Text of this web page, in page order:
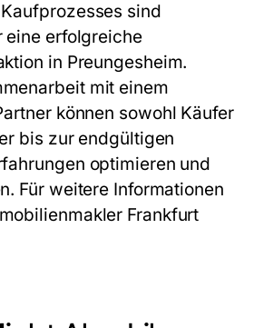
sind
eine erfolgreiche
in Preungesheim.
mit einem
können sowohl Käufer
bis zur endgültigen
optimieren und
Für weitere Informationen
Frankfurt